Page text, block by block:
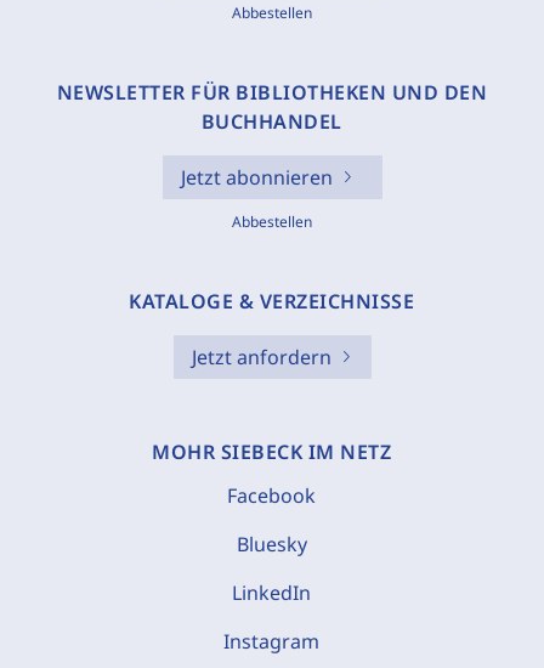
Abbestellen
NEWSLETTER FÜR BIBLIOTHEKEN UND DEN
BUCHHANDEL
Jetzt abonnieren
Abbestellen
KATALOGE & VERZEICHNISSE
Jetzt anfordern
MOHR SIEBECK IM NETZ
Facebook
Bluesky
LinkedIn
Instagram